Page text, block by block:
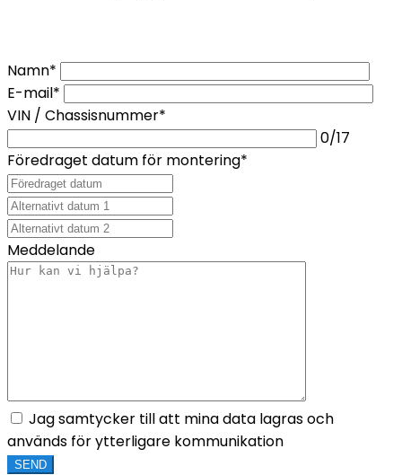
Namn*
E-mail*
VIN / Chassisnummer*
0/17
Föredraget datum för montering*
Meddelande
Jag samtycker till att mina data lagras och
används för ytterligare kommunikation